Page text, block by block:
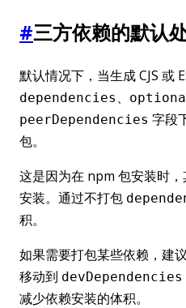
#三方依赖的默认
默认情况下，当生成 CJS 或
dependencies 、
peerDependencies 字段
包。
这是因为在 npm 包安装时，
安装。通过不打包
积。
如果需要打包某些依赖，建
移动到 devDependencies
减少依赖安装的体积。